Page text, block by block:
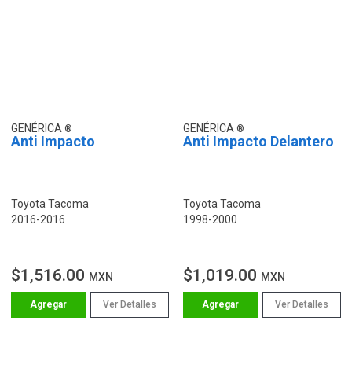
GENÉRICA
Anti Impacto
Toyota Tacoma
2016-2016
$1,516.00 MXN
Ver Detalles
GENÉRICA
Anti Impacto Delantero
Toyota Tacoma
1998-2000
$1,019.00 MXN
Ver Detalles